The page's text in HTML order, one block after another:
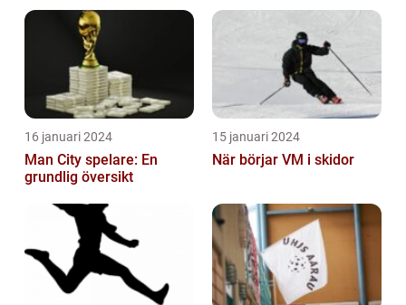
16 januari 2024
Man City spelare: En
grundlig översikt
15 januari 2024
När börjar VM i skidor